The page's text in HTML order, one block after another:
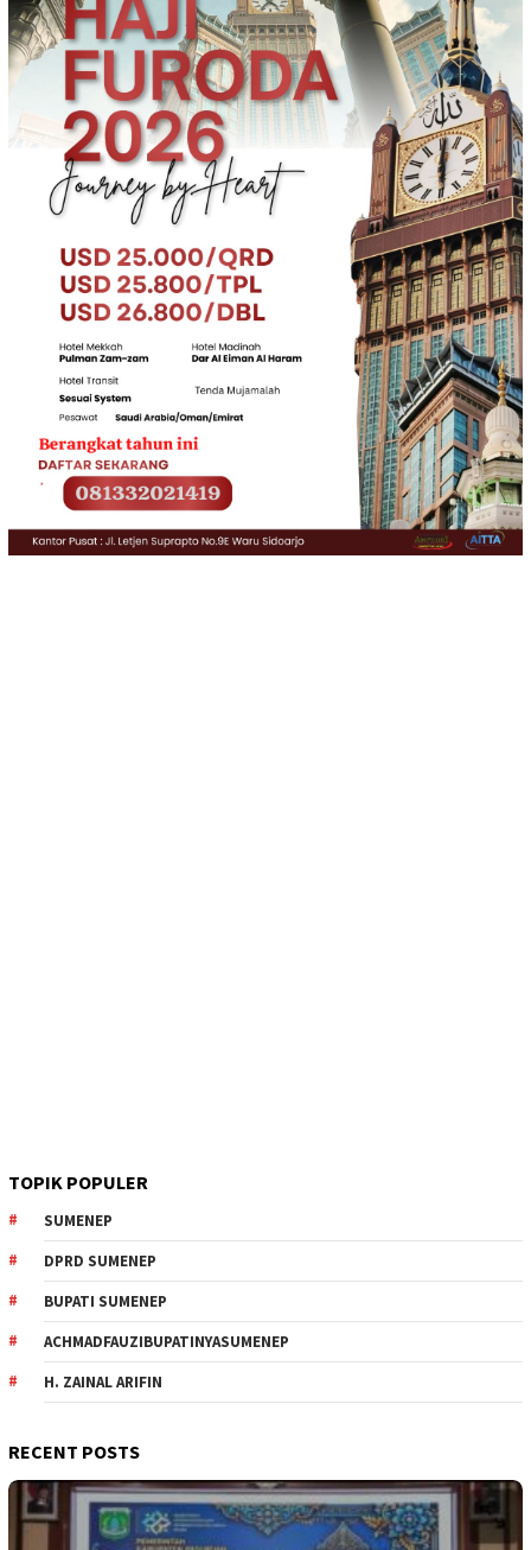
TOPIK POPULER
SUMENEP
DPRD SUMENEP
BUPATI SUMENEP
ACHMADFAUZIBUPATINYASUMENEP
H. ZAINAL ARIFIN
RECENT POSTS